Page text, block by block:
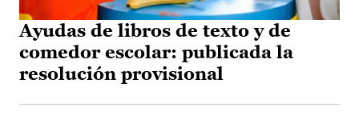
Ayudas de libros de texto y de
comedor escolar: publicada la
resolución provisional